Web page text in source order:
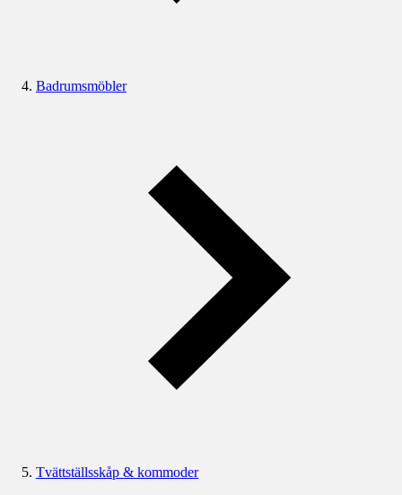
Badrumsmöbler
Tvättställsskåp & kommoder